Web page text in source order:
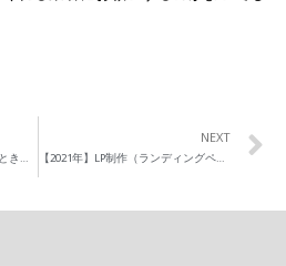
YouTubeの動画編集を外注したときの相場まとめ
NEXT
【2021年】LP制作（ランディングページ）の料金相場は！？5万円で発注できる？